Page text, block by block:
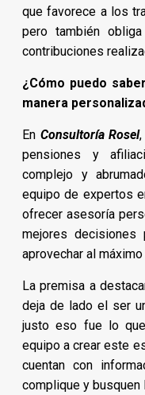
que favorece a los
pero también
contribuciones
¿Cómo puedo
manera
En Consultoría Rosel
pensiones y
complejo y
equipo de expertos
ofrecer asesoría
mejores decisiones
aprovechar al
La premisa a
deja de lado el ser
justo eso fue lo
equipo a crear este
cuentan con
complique y busquen